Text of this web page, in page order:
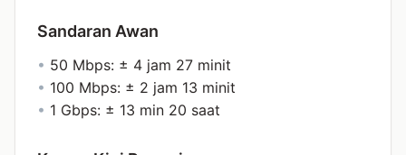
Sandaran Awan
• 50 Mbps: ± 4 jam 27 minit
• 100 Mbps: ± 2 jam 13 minit
• 1 Gbps: ± 13 min 20 saat